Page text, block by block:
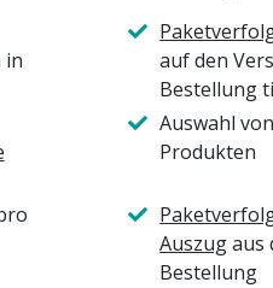
in
auf den
Bestellung
Auswahl
Produkten
Auszugaus
Bestellung